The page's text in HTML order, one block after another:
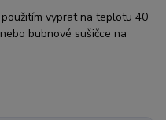
vyprat na teplotu 40
bubnové sušičce na